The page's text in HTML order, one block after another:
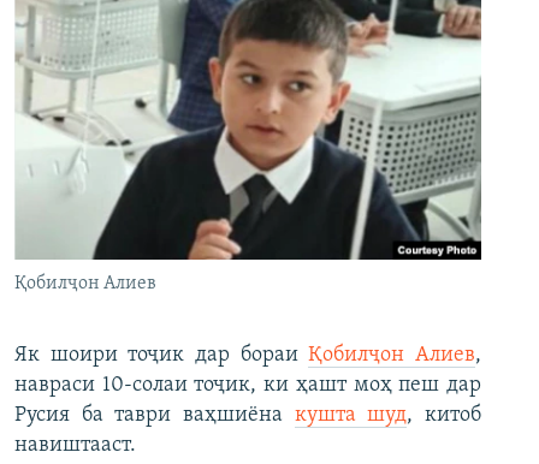
Қобилҷон Алиев
Як шоири тоҷик дар бораиҚобилҷон Алиев,
навраси 10-солаи тоҷик, ки ҳашт моҳ пеш дар
Русия ба таври ваҳшиёна кушта шуд, китоб
навиштааст.